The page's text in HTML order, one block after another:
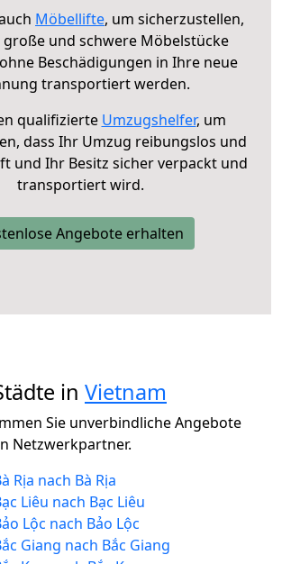
Möbellifte, um sicherzustellen,
große und schwere Möbelstücke
Beschädigungen in Ihre neue
transportiert werden.
qualifizierte Umzugshelfer, um
dass Ihr Umzug reibungslos und
und Ihr Besitz sicher verpackt und
transportiert wird.
Angebote erhalten
in Vietnam
Sie unverbindliche Angebote
Netzwerkpartner.
Rịa nach Bà Rịa
Liêu nach Bạc Liêu
Lộc nach Bảo Lộc
Giang nach Bắc Giang